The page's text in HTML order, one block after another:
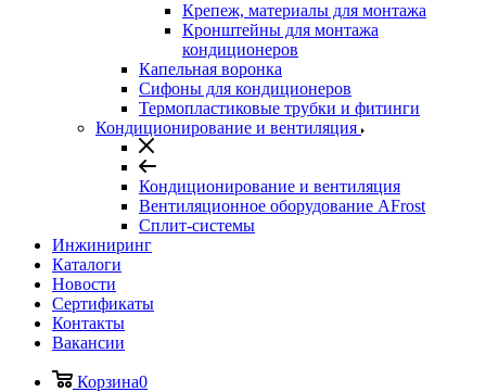
Крепеж, материалы для монтажа
Кронштейны для монтажа
кондиционеров
Капельная воронка
Сифоны для кондиционеров
Термопластиковые трубки и фитинги
Кондиционирование и вентиляция
Кондиционирование и вентиляция
Вентиляционное оборудование AFrost
Сплит-системы
Инжиниринг
Каталоги
Новости
Сертификаты
Контакты
Вакансии
Корзина0